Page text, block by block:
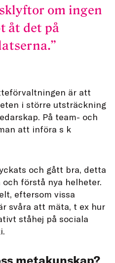
om ingen
åt det på
är att
i större utsträckning
På team- och
att införa s k
och gått bra, detta
förstå nya helheter.
eftersom vissa
svåra att mäta, t ex hur
ståhej på sociala